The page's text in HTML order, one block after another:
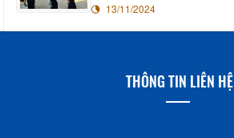
13/11/2024
THÔNG TIN LIÊN HỆ